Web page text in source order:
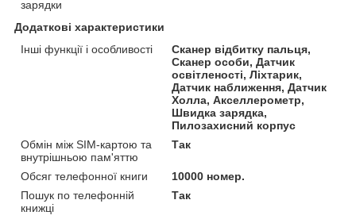
зарядки
Додаткові характеристики
Інші функції і особливості
Сканер відбитку пальця,
Сканер особи, Датчик
освітленості, Ліхтарик,
Датчик наближення, Датчик
Холла, Акселлерометр,
Швидка зарядка,
Пилозахисний корпус
Обмін між SIM-картою та
внутрішньою пам'яттю
Так
Обсяг телефонної книги
10000 номер.
Пошук по телефонній
книжці
Так